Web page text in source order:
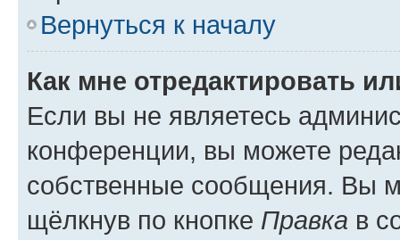
Вернуться к началу
Как мне отредактировать
Если вы не являетесь
конференции, вы можете
собственные сообщения. Вы
щёлкнув по кнопке Правка в